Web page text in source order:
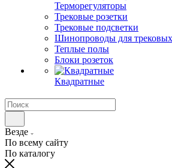
Терморегуляторы
Трековые розетки
Трековые подсветки
Шинопроводы для трековых
Теплые полы
Блоки розеток
Квадратные
Везде
По всему сайту
По каталогу